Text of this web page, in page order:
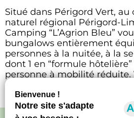
Situé dans Périgord Vert, au
naturel régional Périgord-
Camping “L’Agrion Bleu”
bungalows entièrement
personnes à la nuitée, à la
dont 1 en “formule
personne à mobilité réduite.
également sur place un
[…]